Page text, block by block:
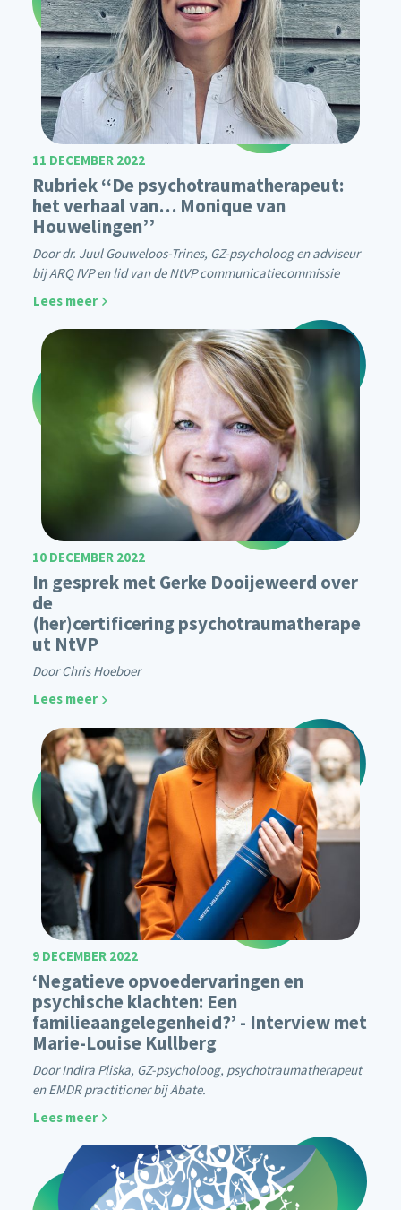
11 DECEMBER 2022
Rubriek ‘‘De psychotraumatherapeut:
het verhaal van… Monique van
Houwelingen’’
Door dr. Juul Gouweloos-Trines, GZ-psycholoog en adviseur
bij ARQ IVP en lid van de NtVP communicatiecommissie
Lees meer
10 DECEMBER 2022
In gesprek met Gerke Dooijeweerd over
de
(her)certificering psychotraumatherape
ut NtVP
Door Chris Hoeboer
Lees meer
9 DECEMBER 2022
‘Negatieve opvoedervaringen en
psychische klachten: Een
familieaangelegenheid?’ - Interview met
Marie-Louise Kullberg
Door Indira Pliska, GZ-psycholoog, psychotraumatherapeut
en EMDR practitioner bij Abate.
Lees meer